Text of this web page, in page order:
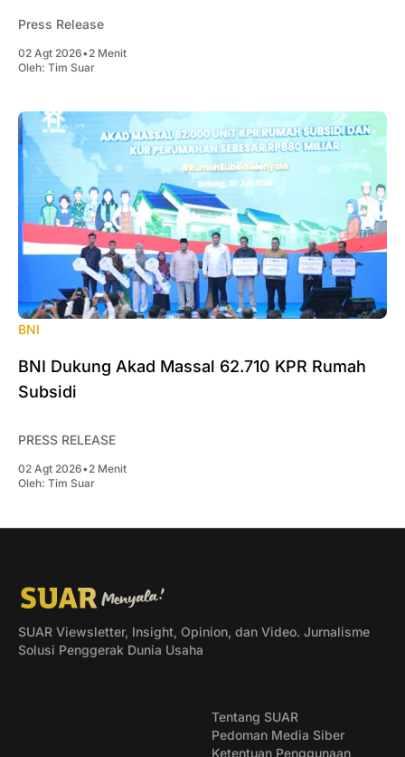
Press Release
02 Agt 2026•2 Menit
Oleh: Tim Suar
BNI
BNI Dukung Akad Massal 62.710 KPR Rumah
Subsidi
PRESS RELEASE
02 Agt 2026•2 Menit
Oleh: Tim Suar
SUAR Viewsletter, Insight, Opinion, dan Video. Jurnalisme
Solusi Penggerak Dunia Usaha
Tentang SUAR
Pedoman Media Siber
Ketentuan Penggunaan